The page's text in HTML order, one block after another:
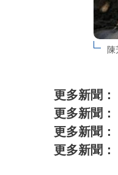
更多新聞：
更多新聞：
更多新聞：
更多新聞：